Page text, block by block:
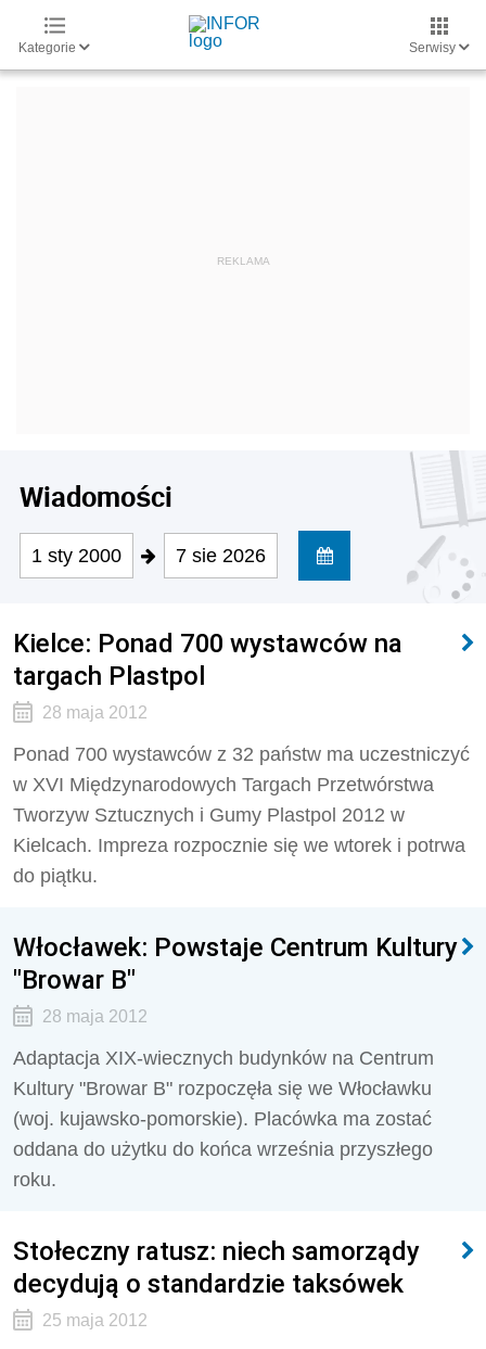
Kategorie Serwisy
Wiadomości
1 sty 2000 7 sie 2026
Kielce: Ponad 700 wystawców na
targach Plastpol
28 maja 2012
Ponad 700 wystawców z 32 państw ma uczestniczyć
w XVI Międzynarodowych Targach Przetwórstwa
Tworzyw Sztucznych i Gumy Plastpol 2012 w
Kielcach. Impreza rozpocznie się we wtorek i potrwa
do piątku.
Włocławek: Powstaje Centrum Kultury
"Browar B"
28 maja 2012
Adaptacja XIX-wiecznych budynków na Centrum
Kultury "Browar B" rozpoczęła się we Włocławku
(woj. kujawsko-pomorskie). Placówka ma zostać
oddana do użytku do końca września przyszłego
roku.
Stołeczny ratusz: niech samorządy
decydują o standardzie taksówek
25 maja 2012